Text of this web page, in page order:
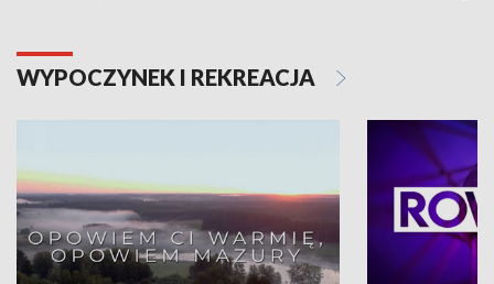
WYPOCZYNEK I REKREACJA